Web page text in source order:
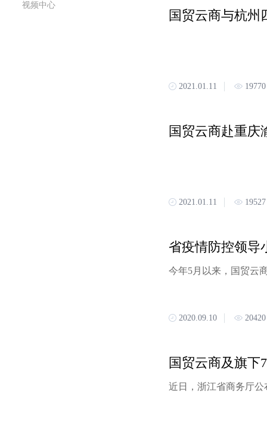
视频中心
国贸云商与杭州
2021.01.11 19770
国贸云商赴重庆
2021.01.11 19527
2020.09.10 20420